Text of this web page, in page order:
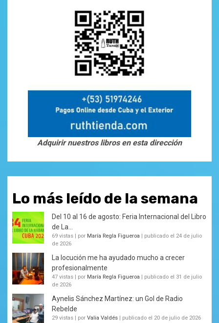
Adquirir nuestros libros en esta dirección
Lo más leído de la semana
Del 10 al 16 de agosto: Feria Internacional del Libro
de La...
69 vistas por María Regla Figueroa
publicado el 24 de julio
de 2026
La locución me ha ayudado mucho a crecer
profesionalmente
47 vistas por María Regla Figueroa
publicado el 31 de julio
de 2026
Aynelis Sánchez Martínez: un Gol de Radio
Rebelde
29 vistas por Valia Valdés publicado el 20 de julio de 2026